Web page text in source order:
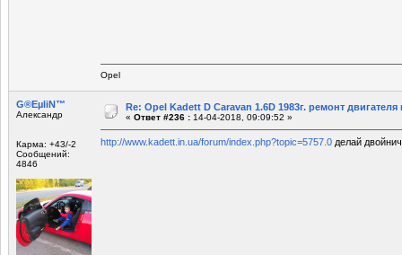
Opel
G®EµliN™
Александр
Карма: +43/-2
Сообщений:
4846
Re: Opel Kadett D Caravan 1.6D 1983г. ремонт двигателя
« Ответ #236 : 14-04-2018, 09:09:52 »
http://www.kadett.in.ua/forum/index.php?topic=5757.0 делай